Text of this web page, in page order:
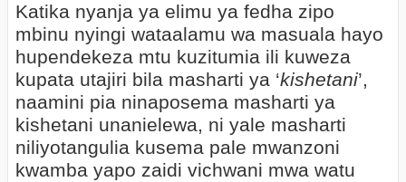
Katika nyanja ya elimu ya fedha zipo
mbinu nyingi wataalamu wa masuala hayo
hupendekeza mtu kuzitumia ili kuweza
kupata utajiri bila masharti ya ‘kishetani’,
naamini pia ninaposema masharti ya
kishetani unanielewa, ni yale masharti
niliyotangulia kusema pale mwanzoni
kwamba yapo zaidi vichwani mwa watu